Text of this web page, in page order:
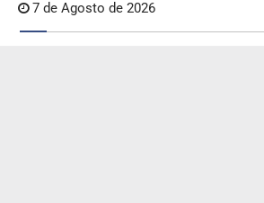
7 de Agosto de 2026